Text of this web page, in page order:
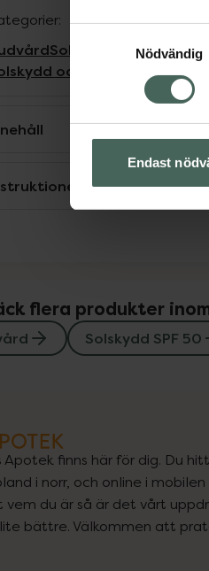
Nödvändig
Endast
Solskydd SPF 50
och solkräm
flera produkter
Solskydd SPF 50
Apotek finns här för dig. Du
i norr, och online i
vem du är så är det vårt
bättre. Välkommen att